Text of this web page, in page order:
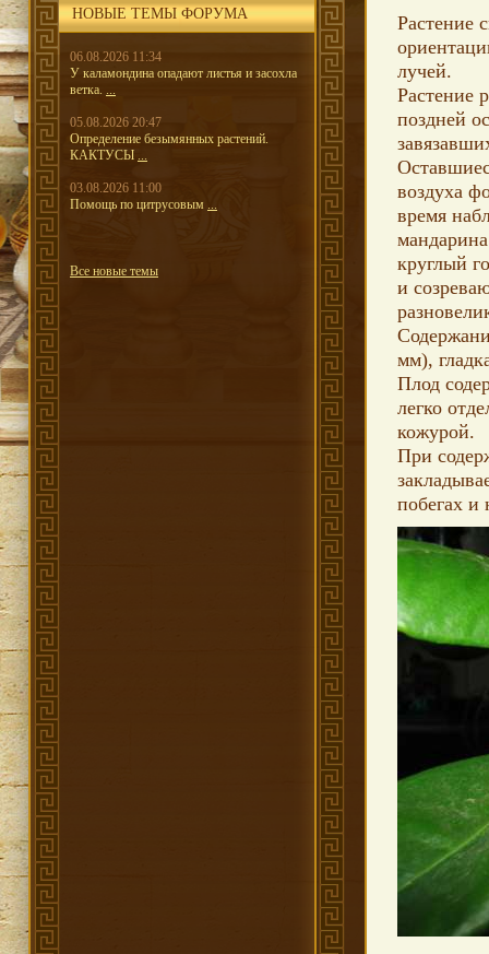
НОВЫЕ ТЕМЫ ФОРУМА
06.08.2026 11:34
У каламондина опадают листья и засохла
ветка. ...
05.08.2026 20:47
Определение безымянных растений.
КАКТУСЫ ...
03.08.2026 11:00
Помощь по цитрусовым ...
Все новые темы
Растение
лучей.
Растение
поздней
воздуха
время
круглый
и
мм),
Плод
легко
кожурой.
При
побегах